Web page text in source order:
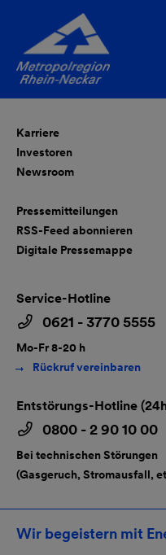
Karriere
Investoren
Newsroom
Pressemitteilungen
RSS-Feed abonnieren
Digitale Pressemappe
Service-Hotline
0621 - 3770 5555
Mo-Fr 8-20 h
Rückruf vereinbaren
Entstörungs-Hotline
0800 - 2 90 10 00
Bei technischen Störungen
(Gasgeruch, Stromausfall,
Wir begeistern mit